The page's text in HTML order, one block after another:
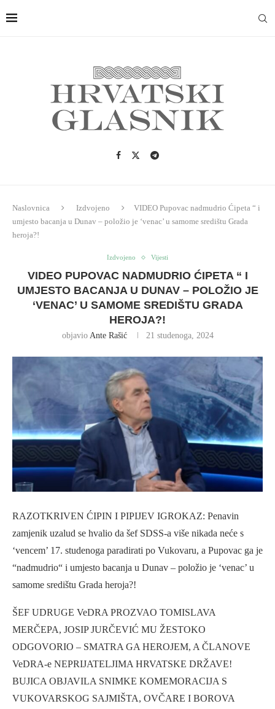
Naslovnica Izdvojeno
VIDEO Pupovac nadmudrio Ćipeta “ i
umjesto bacanja u Dunav – položio je ‘venac’ u samome središtu Grada
heroja?!
Izdvojeno Vijesti
VIDEO PUPOVAC NADMUDRIO ĆIPETA “ I
UMJESTO BACANJA U DUNAV – POLOŽIO JE
‘VENAC’ U SAMOME SREDIŠTU GRADA
HEROJA?!
objavio Ante Rašić 21 studenoga, 2024
RAZOTKRIVEN ĆIPIN I PIPIJEV IGROKAZ: Penavin
zamjenik uzalud se hvalio da šef SDSS-a više nikada neće s
‘vencem’ 17. studenoga paradirati po Vukovaru, a Pupovac ga je
“nadmudrio“ i umjesto bacanja u Dunav – položio je ‘venac’ u
samome središtu Grada heroja?!
ŠEF UDRUGE VeDRA PROZVAO TOMISLAVA
MERČEPA, JOSIP JURČEVIĆ MU ŽESTOKO
ODGOVORIO – SMATRA GA HEROJEM, A ČLANOVE
VeDRA-e NEPRIJATELJIMA HRVATSKE DRŽAVE!
BUJICA OBJAVILA SNIMKE KOMEMORACIJA S
VUKOVARSKOG SAJMIŠTA, OVČARE I BOROVA